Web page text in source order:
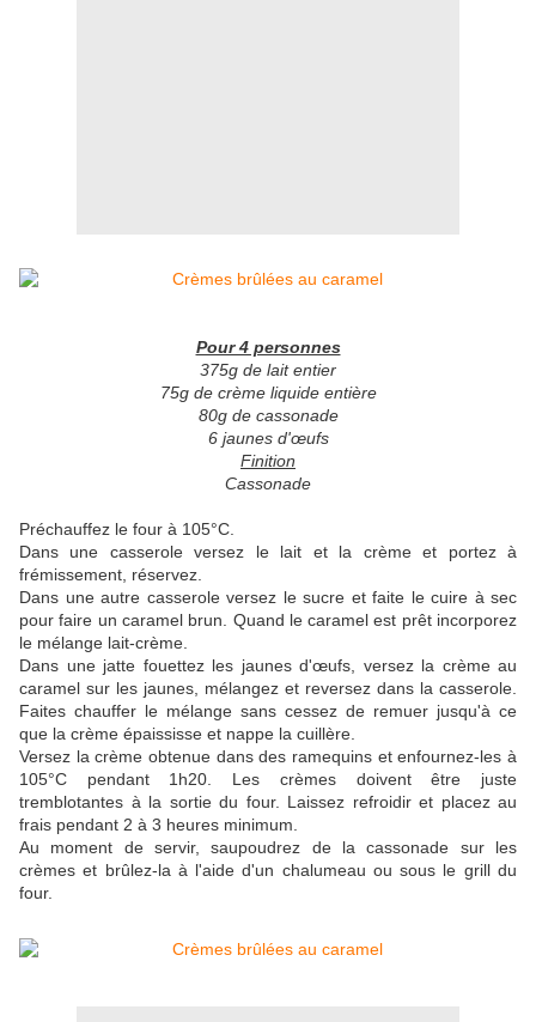
Pour 4 personnes
375g de lait entier
75g de crème liquide entière
80g de cassonade
6 jaunes d'œufs
Finition
Cassonade
Préchauffez le four à 105°C.
Dans une casserole versez le lait et la crème et portez à
frémissement, réservez.
Dans une autre casserole versez le sucre et faite le cuire à sec
pour faire un caramel brun. Quand le caramel est prêt incorporez
le mélange lait-crème.
Dans une jatte fouettez les jaunes d'œufs, versez la crème au
caramel sur les jaunes, mélangez et reversez dans la casserole.
Faites chauffer le mélange sans cessez de remuer jusqu'à ce
que la crème épaississe et nappe la cuillère.
Versez la crème obtenue dans des ramequins et enfournez-les à
105°C pendant 1h20. Les crèmes doivent être juste
tremblotantes à la sortie du four. Laissez refroidir et placez au
frais pendant 2 à 3 heures minimum.
Au moment de servir, saupoudrez de la cassonade sur les
crèmes et brûlez-la à l'aide d'un chalumeau ou sous le grill du
four.